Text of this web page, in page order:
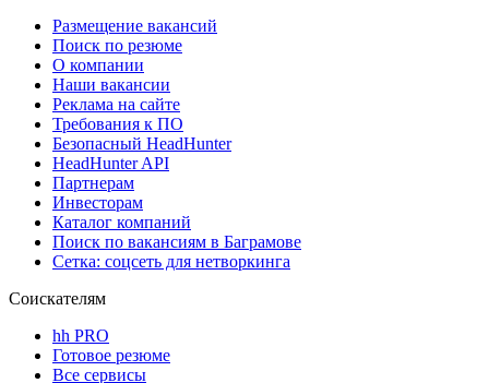
Размещение вакансий
Поиск по резюме
О компании
Наши вакансии
Реклама на сайте
Требования к ПО
Безопасный HeadHunter
HeadHunter API
Партнерам
Инвесторам
Каталог компаний
Поиск по вакансиям в Баграмове
Сетка: соцсеть для нетворкинга
Соискателям
hh PRO
Готовое резюме
Все сервисы